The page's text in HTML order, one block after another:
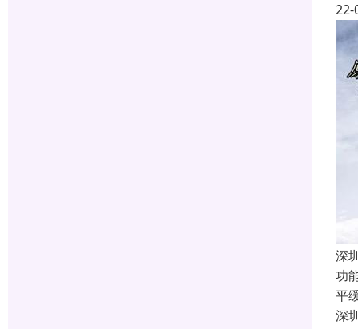
22-
深
功
平
深